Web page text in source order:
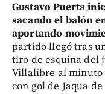
Gustavo Puerta
sacando el balón
aportando
partido llegó tras
tiro de esquina del
Villalibre al minuto
con gol de Jaqua